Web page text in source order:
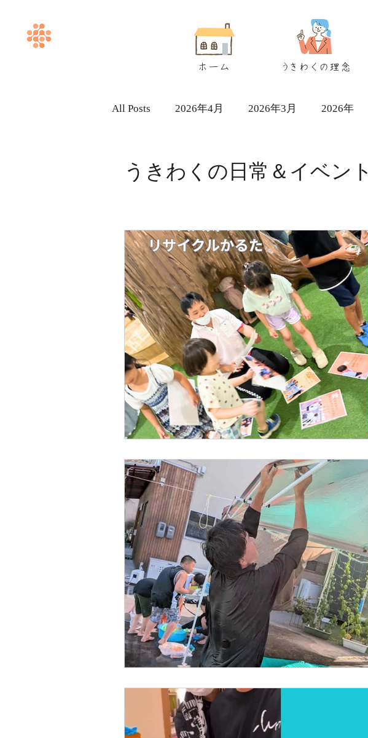
ホーム うきわくの理念
All Posts 2026年4月 2026年3月 2026年
うきわくの日常＆イベント